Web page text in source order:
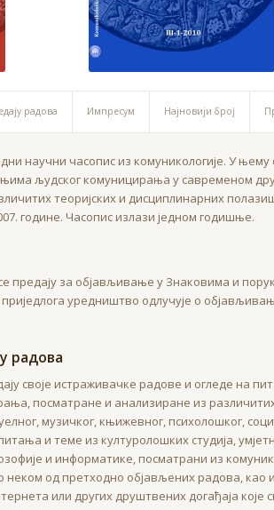
радова Импресум Најновији број
научни часопис из комуникологије. У
људског комуницирања у савременом
теоријских и дисциплинарних
године. Часопис излази једном годишње.
предају за објављивање у Знаковима и
уредништво одлучује о
радова
своје истраживачке радове и огледе на
посматране и анализиране из
музичког, књижевног, психолошког,
и теме из културолошких студија,
и информатике, посматрани из
од претходно објављених радова, као
или других друштвених догађаја